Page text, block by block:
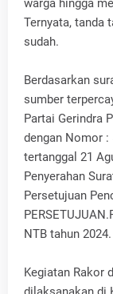
warga hingga
Ternyata, tanda
sudah.
Berdasarkan
sumber
Partai Gerindra
dengan Nomor :
tertanggal 21
Penyerahan
Persetujuan
NTB tahun 2024.
Kegiatan Rakor